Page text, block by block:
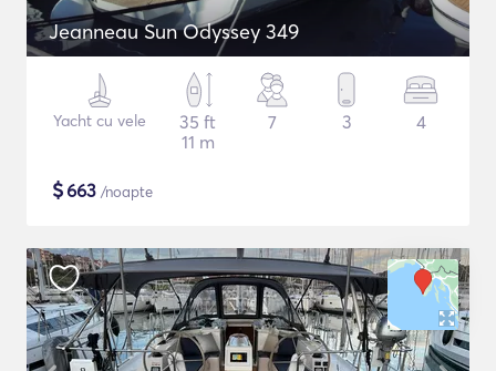
Jeanneau Sun Odyssey 349
Yacht cu vele
35 ft
11 m
7 3 4
$663 /noapte